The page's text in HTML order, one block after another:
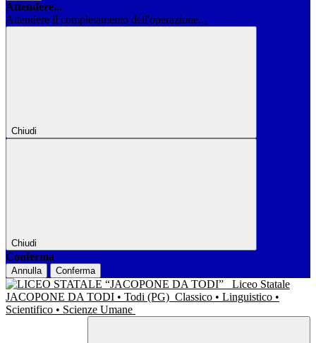
Attendere...
Attendere il completamento dell'operazione...
Chiudi
Chiudi
Conferma
Annulla Conferma
Liceo Statale
JACOPONE DA TODI • Todi (PG) Classico • Linguistico •
Scientifico • Scienze Umane